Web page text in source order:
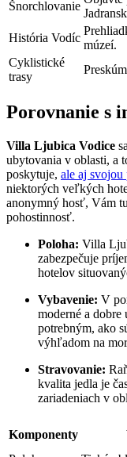
Šnorchlovanie
História Vodíc
múzeí.
Cyklistické
trasy
Porovnanie s
Villa Ljubica Vodice
ubytovania v oblasti, a
poskytuje, ale aj svojou
niektorých veľkých
anonymný hosť, Vám
pohostinnosť.
Poloha: Villa
zabezpečuje
hotelov
Vybavenie: V
moderné a
potrebným, ako
výhľadom na
Stravovanie:
kvalita jedla je
zariadeniach v
Komponenty